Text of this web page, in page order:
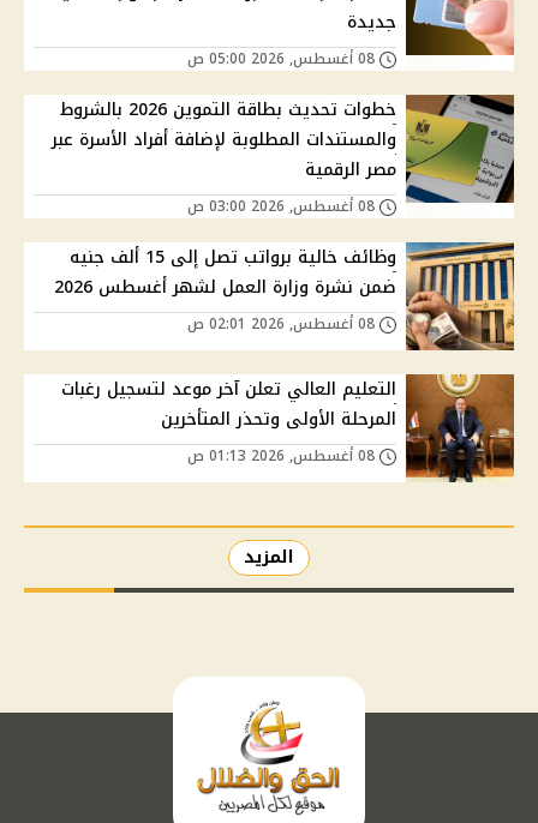
جديدة
خطوات تحديث بطاقة التموين 2026 بالشروط
والمستندات المطلوبة لإضافة أفراد الأسرة عبر
مصر الرقمية
وظائف خالية برواتب تصل إلى 15 ألف جنيه
ضمن نشرة وزارة العمل لشهر أغسطس 2026
التعليم العالي تعلن آخر موعد لتسجيل رغبات
المرحلة الأولى وتحذر المتأخرين
المزيد